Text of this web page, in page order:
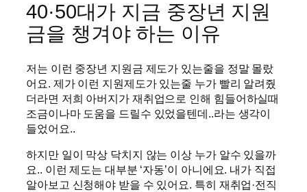
40·50대가 지금 중장년 지원
금을 챙겨야 하는 이유
저는 이런 중장년 지원금 제도가 있는줄을 정말 몰랐
어요. 제가 이런 지원제도가 있는줄 누가 빨리 알려줬
더라면 저희 아버지가 재취업으로 인해 힘들어하실때
조금이나마 도움을 드릴수 있었을텐데..라는 생각이
들었어요..
하지만 일이 막상 닥치지 않는 이상 누가 알수 있을까
요.. 이런 제도는 대부분 ‘자동’이 아니에요. 내가 직접
알아보고 신청해야 받을 수 있어요. 특히 재취업·전직